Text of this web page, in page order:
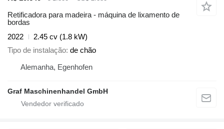
Retificadora para madeira - máquina de lixamento de
bordas
2022
2.45 cv (1.8 kW)
Tipo de instalação de chão
Alemanha, Egenhofen
Graf Maschinenhandel GmbH